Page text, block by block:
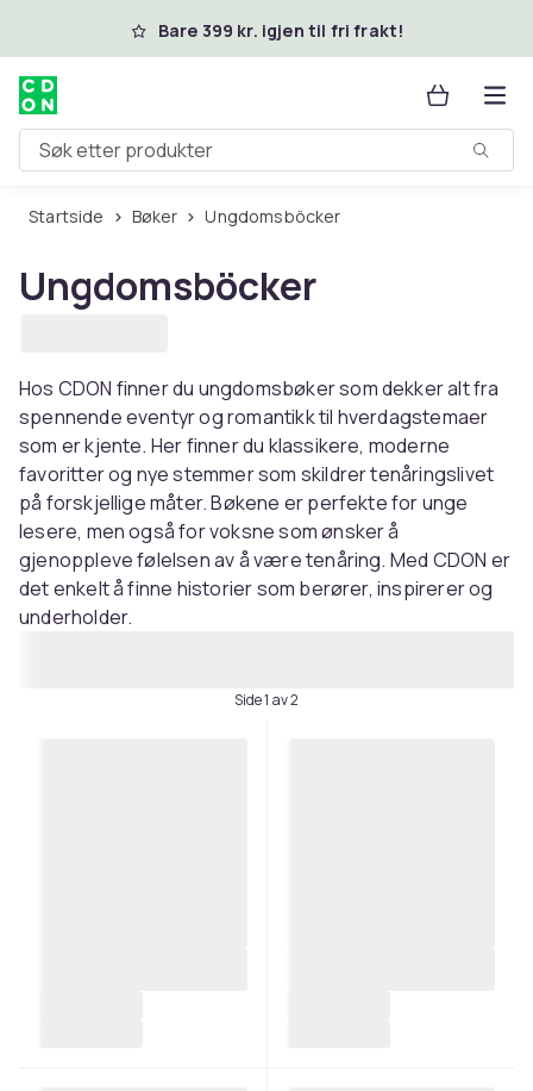
Hopp til hovedinnholdBare 399 kr. igjen til fri frakt!
Søk etter produkter
Startside Bøker Ungdomsböcker
Ungdomsböcker
Hos CDON finner du ungdomsbøker som dekker alt fra
spennende eventyr og romantikk til hverdagstemaer
som er kjente. Her finner du klassikere, moderne
favoritter og nye stemmer som skildrer tenåringslivet
på forskjellige måter. Bøkene er perfekte for unge
lesere, men også for voksne som ønsker å
gjenoppleve følelsen av å være tenåring. Med CDON er
det enkelt å finne historier som berører, inspirerer og
underholder.
Side 1 av 2